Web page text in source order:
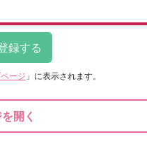
ージ 」に表示されます。
開く